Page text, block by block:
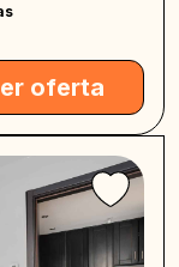
oferta